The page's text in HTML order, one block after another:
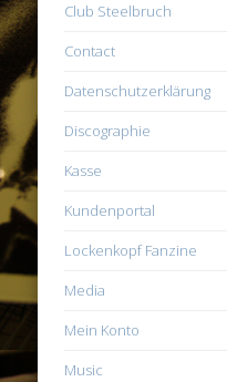
Club Steelbruch
Contact
Datenschutzerklärung
Discographie
Kasse
Kundenportal
Lockenkopf Fanzine
Media
Mein Konto
Music